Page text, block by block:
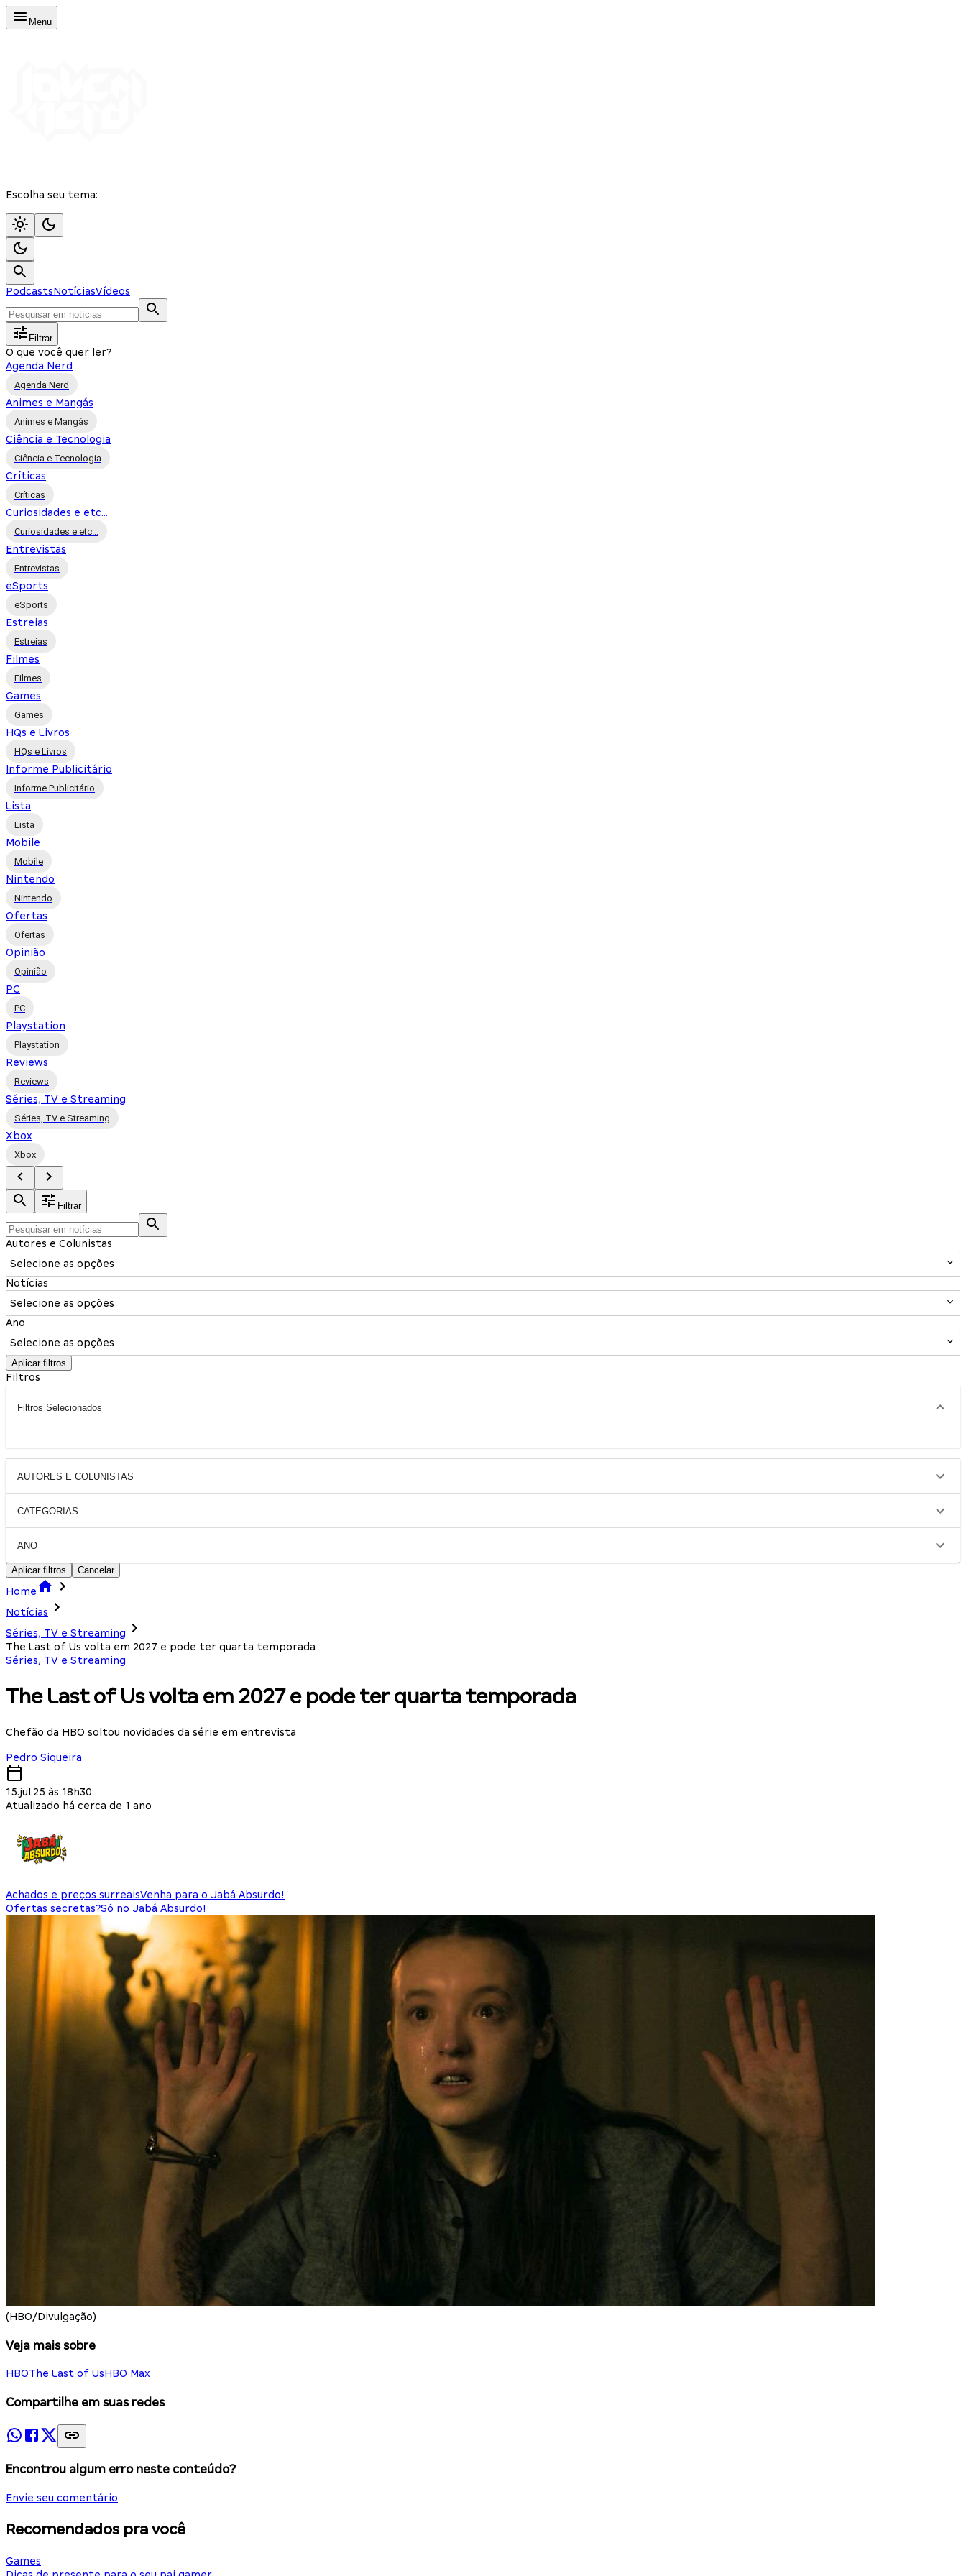
Menu
Escolha seu tema:
PodcastsNotíciasVídeos
Filtrar
O que você quer ler?
Agenda Nerd
Agenda Nerd
Animes e Mangás
Animes e Mangás
Ciência e Tecnologia
Ciência e Tecnologia
Críticas
Críticas
Curiosidades e etc...
Curiosidades e etc...
Entrevistas
Entrevistas
eSports
eSports
Estreias
Estreias
Filmes
Filmes
Games
Games
HQs e Livros
HQs e Livros
Informe Publicitário
Informe Publicitário
Lista
Lista
Mobile
Mobile
Nintendo
Nintendo
Ofertas
Ofertas
Opinião
Opinião
PC
PC
Playstation
Playstation
Reviews
Reviews
Séries, TV e Streaming
Séries, TV e Streaming
Xbox
Xbox
Filtrar
Autores e Colunistas
Selecione as opções
Notícias
Selecione as opções
Ano
Selecione as opções
Aplicar filtros
Filtros
Filtros Selecionados
AUTORES E COLUNISTAS
CATEGORIAS
ANO
Aplicar filtros Cancelar
Home
Notícias
Séries, TV e Streaming
The Last of Us volta em 2027 e pode ter quarta temporada
Séries, TV e Streaming
The Last of Us volta em 2027 e pode ter quarta temporada
Chefão da HBO soltou novidades da série em entrevista
Pedro Siqueira
15.jul.25 às 18h30
Atualizado há cerca de 1 ano
Achados e preços surreaisVenha para o Jabá Absurdo!
Ofertas secretas?Só no Jabá Absurdo!
(HBO/Divulgação)
Veja mais sobre
HBOThe Last of UsHBO Max
Compartilhe em suas redes
Encontrou algum erro neste conteúdo?
Envie seu comentário
Recomendados pra você
Games